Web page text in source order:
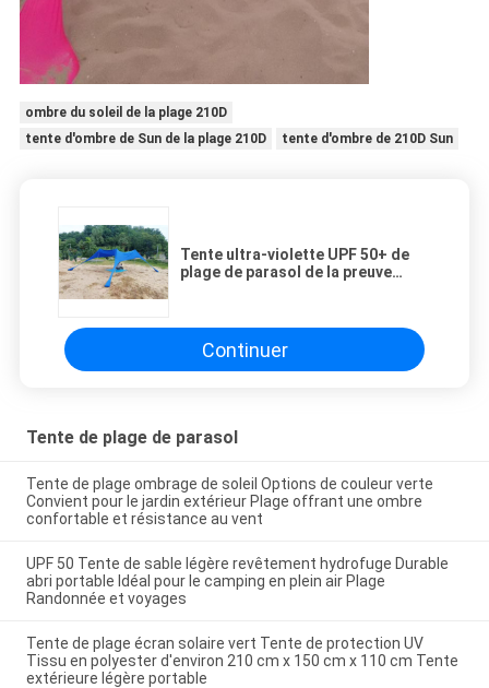
ombre du soleil de la plage 210D
tente d'ombre de Sun de la plage 210D
tente d'ombre de 210D Sun
Tente ultra-violette UPF 50+ de
plage de parasol de la preuve
Continuer
Tente de plage de parasol
Tente de plage ombrage de soleil Options de couleur verte
Convient pour le jardin extérieur Plage offrant une ombre
confortable et résistance au vent
UPF 50 Tente de sable légère revêtement hydrofuge Durable
abri portable Idéal pour le camping en plein air Plage
Randonnée et voyages
Tente de plage écran solaire vert Tente de protection UV
Tissu en polyester d'environ 210 cm x 150 cm x 110 cm Tente
extérieure légère portable